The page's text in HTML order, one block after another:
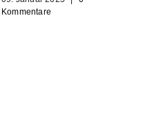
Kommentare